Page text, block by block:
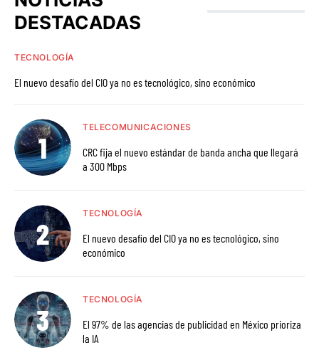
DESTACADAS
TECNOLOGÍA
El nuevo desafío del CIO ya no es tecnológico, sino económico
TELECOMUNICACIONES
CRC fija el nuevo estándar de banda ancha que llegará
a 300 Mbps
TECNOLOGÍA
El nuevo desafío del CIO ya no es tecnológico, sino
económico
TECNOLOGÍA
El 97% de las agencias de publicidad en México prioriza
la IA